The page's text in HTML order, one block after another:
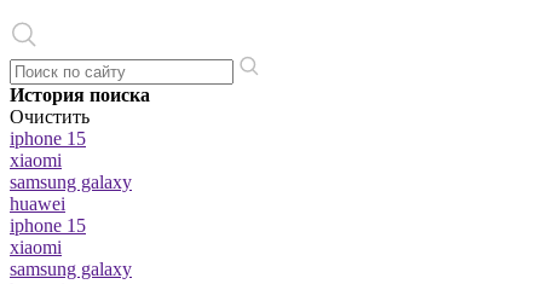
История поиска
Очистить
iphone 15
xiaomi
samsung galaxy
huawei
iphone 15
xiaomi
samsung galaxy